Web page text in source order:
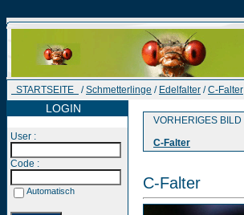
STARTSEITE /Schmetterlinge / Edelfalter /C-Falter
LOGIN
User :
Code :
Automatisch
VORHERIGES BILD
C-Falter
C-Falter